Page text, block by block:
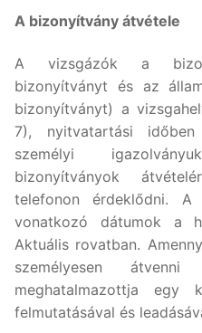
A bizonyítvány átvétele
A vizsgázók a
bizonyítványt és az
bizonyítványt) a
7), nyitvatartási
személyi
bizonyítványok
telefonon érdeklődni. A
vonatkozó dátumok a
Aktuális rovatban.
személyesen
meghatalmazottja egy
felmutatásával és